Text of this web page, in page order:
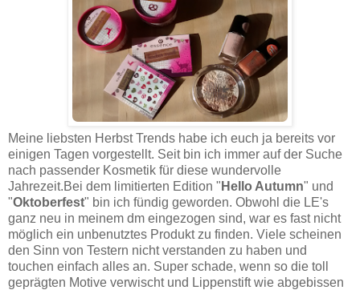
Meine liebsten Herbst Trends habe ich euch ja bereits vor
einigen Tagen vorgestellt. Seit bin ich immer auf der Suche
nach passender Kosmetik für diese wundervolle
Jahrezeit.Bei dem limitierten Edition " Hello Autumn" und
"Oktoberfest" bin ich fündig geworden. Obwohl die LE's
ganz neu in meinem dm eingezogen sind, war es fast nicht
möglich ein unbenutztes Produkt zu finden. Viele scheinen
den Sinn von Testern nicht verstanden zu haben und
touchen einfach alles an. Super schade, wenn so die toll
geprägten Motive verwischt und Lippenstift wie abgebissen